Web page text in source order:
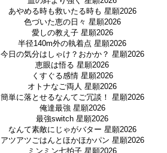
あやめる時も救いたる時も 星願2026
色づいた恵の日々 星願2026
愛しの教え子 星願2026
半径140m外の執着点 星願2026
今日の気分はしゃけ？おかか？ 星願2026
恵眼は悟る 星願2026
くすぐる感情 星願2026
オトナなご両人 星願2026
簡単に落とせるなんてご冗談！ 星願2026
俺達最強 星願2026
最強switch 星願2026
なんて素敵にじゃがバター 星願2026
アツアツごはんとほかほかパン 星願2026
ミンミン七拍子 星願2026